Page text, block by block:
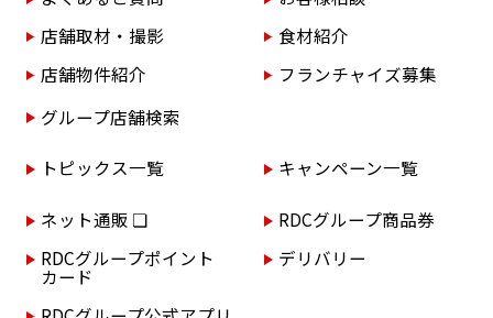
店舗取材・撮影
食材紹介
店舗物件紹介
フランチャイズ募集
グループ店舗検索
トピックス一覧 キャンペーン一覧
ネット通販 ❏
RDCグループ商品券
RDCグループポイント
カード
デリバリー